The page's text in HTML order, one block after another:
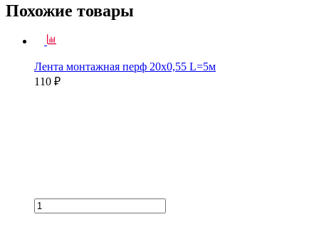
Похожие товары
Лента монтажная перф 20х0,55 L=5м
110 ₽